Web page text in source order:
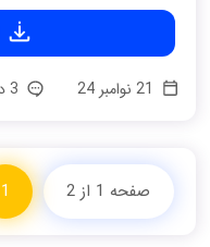
صفحه 1 از 2 1